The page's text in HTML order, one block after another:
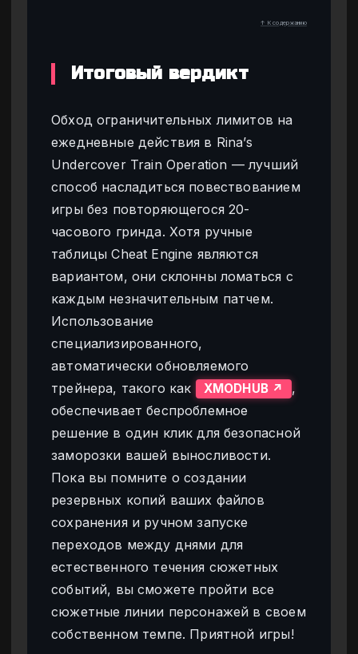
↑ К содержанию
Итоговый вердикт
Обход ограничительных лимитов на
ежедневные действия в Rina’s
Undercover Train Operation — лучший
способ насладиться повествованием
игры без повторяющегося 20-
часового гринда. Хотя ручные
таблицы Cheat Engine являются
вариантом, они склонны ломаться с
каждым незначительным патчем.
Использование
специализированного,
автоматически обновляемого
трейнера, такого как
XMODHUB ↗
,
обеспечивает беспроблемное
решение в один клик для безопасной
заморозки вашей выносливости.
Пока вы помните о создании
резервных копий ваших файлов
сохранения и ручном запуске
переходов между днями для
естественного течения сюжетных
событий, вы сможете пройти все
сюжетные линии персонажей в своем
собственном темпе. Приятной игры!